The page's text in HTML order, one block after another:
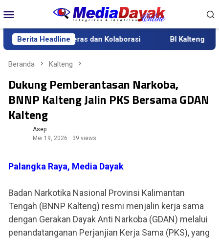
ke
kontenMobile
Berita Headline
Kerja Keras dan Kolaborasi BI Kalteng Gelar
Beranda Kalteng
Dukung Pemberantasan Narkoba,
BNNP Kalteng Jalin PKS Bersama GDAN
Kalteng
Asep
Mei 19, 2026
39 views
Palangka Raya, Media Dayak
Badan Narkotika Nasional Provinsi Kalimantan
Tengah (BNNP Kalteng) resmi menjalin kerja sama
dengan Gerakan Dayak Anti Narkoba (GDAN) melalui
penandatanganan Perjanjian Kerja Sama (PKS), yang